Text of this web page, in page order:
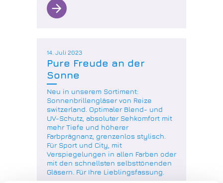
arrow_forward
14. Juli 2023
Pure Freude an der
Sonne
Neu in unserem Sortiment:
Sonnenbrillengläser von Reize
switzerland. Optimaler Blend- und
UV-Schutz, absoluter Sehkomfort mit
mehr Tiefe und höherer
Farbprägnanz, grenzenlos stylisch.
Für Sport und City, mit
Verspiegelungen in allen Farben oder
mit den schnellsten selbsttönenden
Gläsern. Für Ihre Lieblingsfassung.